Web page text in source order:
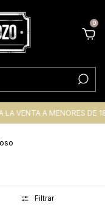
0
A MENORES DE 18
Filtrar